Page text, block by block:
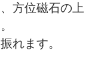
方位磁石の上
れます。